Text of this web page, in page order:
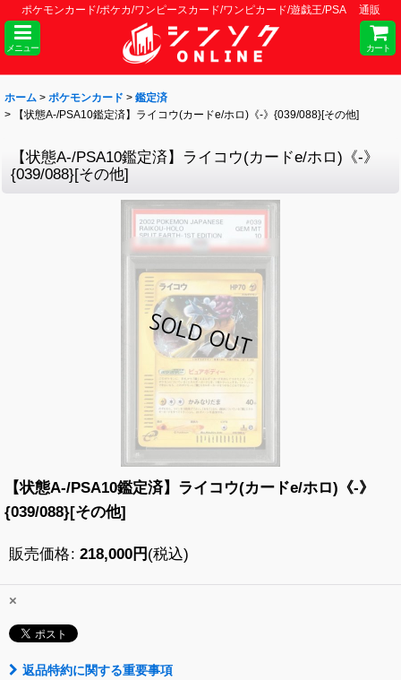
ポケモンカード/ポケカ/ワンピースカード/ワンピカード/遊戯王/PSA 通販
メニュー カート
ホーム > ポケモンカード > 鑑定済
>
【状態A-/PSA10鑑定済】ライコウ(カードe/ホロ)《-》{039/088}[その他]
【状態A-/PSA10鑑定済】ライコウ(カードe/ホロ)《-》
{039/088}[その他]
【状態A-/PSA10鑑定済】ライコウ(カードe/ホロ)《-》
{039/088}[その他]
販売価格: 218,000円 (税込)
×
返品特約に関する重要事項